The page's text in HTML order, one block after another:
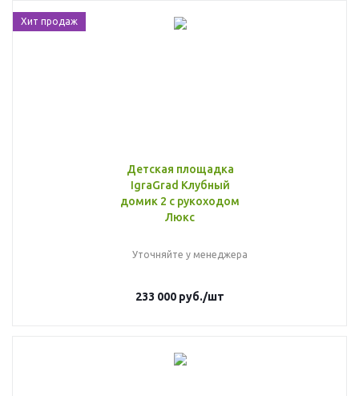
Хит продаж
Детская площадка
IgraGrad Клубный
домик 2 с рукоходом
Люкс
Уточняйте у менеджера
233 000 руб./шт